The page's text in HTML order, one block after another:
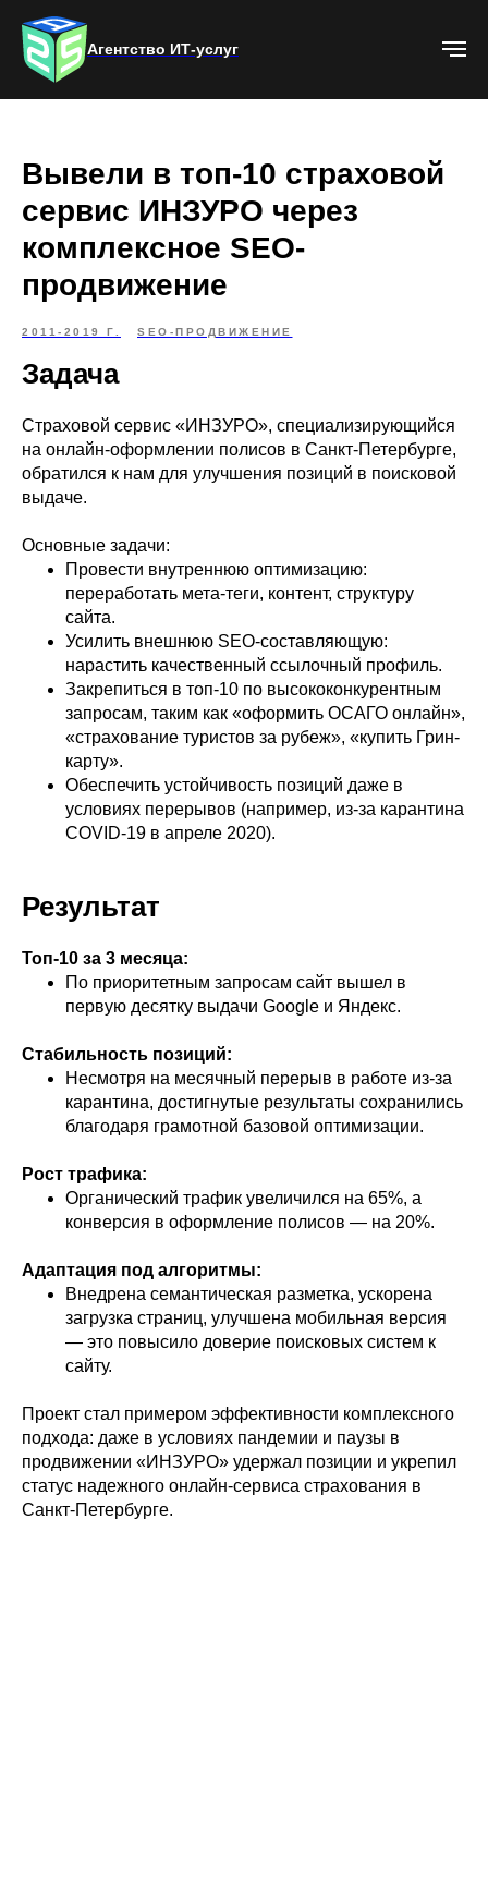
Агентство ИТ-услуг
Вывели в топ-10 страховой
сервис ИНЗУРО через
комплексное SEO-
продвижение
2011-2019 Г. SEO-ПРОДВИЖЕНИЕ
Задача
Страховой сервис «ИНЗУРО», специализирующийся
на онлайн-оформлении полисов в Санкт-Петербурге,
обратился к нам для улучшения позиций в поисковой
выдаче.
Основные задачи:
Провести внутреннюю оптимизацию:
переработать мета-теги, контент, структуру
сайта.
Усилить внешнюю SEO-составляющую:
нарастить качественный ссылочный профиль.
Закрепиться в топ-10 по высококонкурентным
запросам, таким как «оформить ОСАГО онлайн»,
«страхование туристов за рубеж», «купить Грин-
карту».
Обеспечить устойчивость позиций даже в
условиях перерывов (например, из-за карантина
COVID-19 в апреле 2020).
Результат
Топ-10 за 3 месяца:
По приоритетным запросам сайт вышел в
первую десятку выдачи Google и Яндекс.
Стабильность позиций:
Несмотря на месячный перерыв в работе из-за
карантина, достигнутые результаты сохранились
благодаря грамотной базовой оптимизации.
Рост трафика:
Органический трафик увеличился на 65%, а
конверсия в оформление полисов — на 20%.
Адаптация под алгоритмы:
Внедрена семантическая разметка, ускорена
загрузка страниц, улучшена мобильная версия
— это повысило доверие поисковых систем к
сайту.
Проект стал примером эффективности комплексного
подхода: даже в условиях пандемии и паузы в
продвижении «ИНЗУРО» удержал позиции и укрепил
статус надежного онлайн-сервиса страхования в
Санкт-Петербурге.